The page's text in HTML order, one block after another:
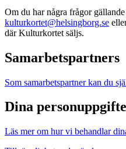
Om du har några frågor
kulturkortet@helsingborg.se
där Kulturkortet säljs.
Samarbetspartners
Som samarbetspartner kan du
Dina
Läs mer om hur vi behandlar